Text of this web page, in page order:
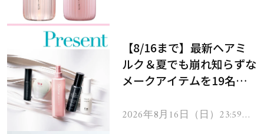
【8/16まで】最新ヘアミ
ルク＆夏でも崩れ知らずな
メークアイテムを19名様
2026年8月16日（日）23:59ま